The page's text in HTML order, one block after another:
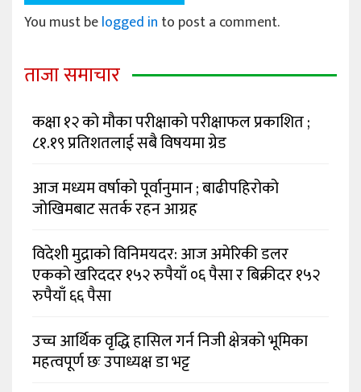
You must belogged in to post a comment.
ताजा समाचार
कक्षा १२ को मौका परीक्षाको परीक्षाफल प्रकाशित ;
८१.१९ प्रतिशतलाई सबै विषयमा ग्रेड
आज मध्यम वर्षाको पूर्वानुमान ; बाढीपहिरोको
जोखिमबाट सतर्क रहन आग्रह
विदेशी मुद्राको विनिमयदर: आज अमेरिकी डलर
एकको खरिददर १५२ रुपैयाँ ०६ पैसा र बिक्रीदर १५२
रुपैयाँ ६६ पैसा
उच्च आर्थिक वृद्धि हासिल गर्न निजी क्षेत्रको भूमिका
महत्वपूर्ण छः उपाध्यक्ष डा भट्ट